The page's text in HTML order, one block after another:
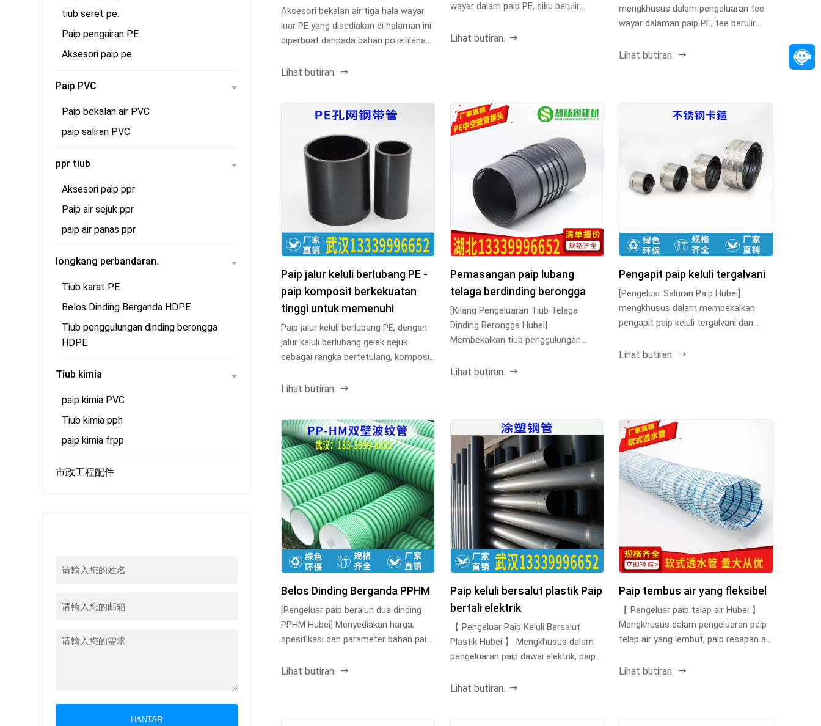
tiub seret pe.
Paip pengairan PE
Aksesori paip pe
Paip PVC
Paip bekalan air PVC
paip saliran PVC
ppr tiub
Aksesori paip ppr
Paip air sejuk ppr
paip air panas ppr
longkang perbandaran.
Tiub karat PE
Belos Dinding Berganda HDPE
Tiub penggulungan dinding berongga
HDPE
Tiub kimia
paip kimia PVC
Tiub kimia pph
paip kimia frpp
市政工程配件
HANTAR
Aksesori bekalan air tiga hala wayar
luar PE yang disediakan di halaman ini
diperbuat daripada bahan polietilena
Lihat butiran.
wayar dalam paip PE, siku berulir
Lihat butiran.
mengkhusus dalam pengeluaran tee
wayar dalaman paip PE, tee berulir
Lihat butiran.
Paip jalur keluli berlubang PE -
paip komposit berkekuatan
tinggi untuk memenuhi
Paip jalur keluli berlubang PE, dengan
jalur keluli berlubang gelek sejuk
sebagai rangka bertetulang, komposit
Lihat butiran.
Pemasangan paip lubang
telaga berdinding berongga
[Kilang Pengeluaran Tiub Telaga
Dinding Berongga Hubei]
Membekalkan tiub penggulungan
Lihat butiran.
Pengapit paip keluli tergalvani
[Pengeluar Saluran Paip Hubei]
mengkhusus dalam membekalkan
pengapit paip keluli tergalvani dan
Lihat butiran.
Belos Dinding Berganda PPHM
[Pengeluar paip beralun dua dinding
PPHM Hubei] Menyediakan harga,
spesifikasi dan parameter bahan paip
Lihat butiran.
Paip keluli bersalut plastik Paip
bertali elektrik
【 Pengeluar Paip Keluli Bersalut
Plastik Hubei 】 Mengkhusus dalam
pengeluaran paip dawai elektrik, paip
Lihat butiran.
Paip tembus air yang fleksibel
【 Pengeluar paip telap air Hubei 】
Mengkhusus dalam pengeluaran paip
telap air yang lembut, paip resapan air
Lihat butiran.